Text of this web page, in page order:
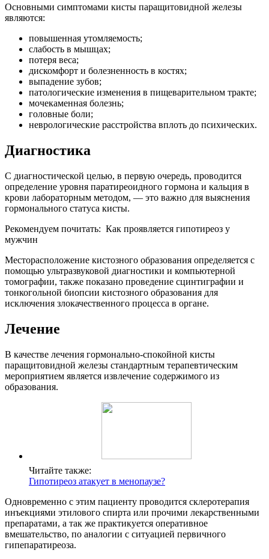
Основными симптомами кисты паращитовидной железы
являются:
повышенная утомляемость;
слабость в мышцах;
потеря веса;
дискомфорт и болезненность в костях;
выпадение зубов;
патологические изменения в пищеварительном тракте;
мочекаменная болезнь;
головные боли;
неврологические расстройства вплоть до психических.
Диагностика
С диагностической целью, в первую очередь, проводится
определение уровня паратиреоидного гормона и кальция в
крови лабораторным методом, — это важно для выяснения
гормонального статуса кисты.
Рекомендуем почитать: Как проявляется гипотиреоз у
мужчин
Месторасположение кистозного образования определяется с
помощью ультразвуковой диагностики и компьютерной
томографии, также показано проведение сцинтиграфии и
тонкогольной биопсии кистозного образования для
исключения злокачественного процесса в органе.
Лечение
В качестве лечения гормонально-спокойной кисты
паращитовидной железы стандартным терапевтическим
мероприятием является извлечение содержимого из
образования.
Читайте также:
Гипотиреоз атакует в менопаузе?
Одновременно с этим пациенту проводится склеротерапия
инъекциями этилового спирта или прочими лекарственными
препаратами, а так же практикуется оперативное
вмешательство, по аналогии с ситуацией первичного
гипепаратиреоза.